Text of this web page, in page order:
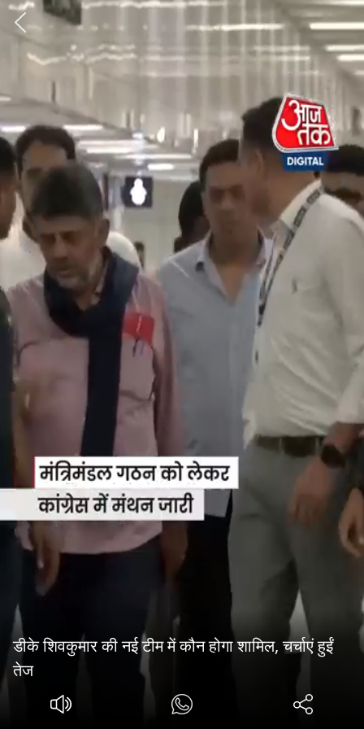
डीके शिवकुमार की नई टीम में कौन होगा शामिल, चर्चाएं हुईं
तेज